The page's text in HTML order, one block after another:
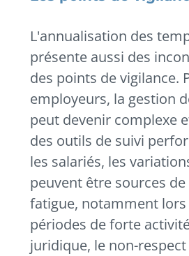
L'annualisation des
présente aussi des
des points de vigilance.
employeurs, la gestion
peut devenir complexe
des outils de suivi
les salariés, les
peuvent être sources
fatigue, notamment lors
périodes de forte
juridique, le non-